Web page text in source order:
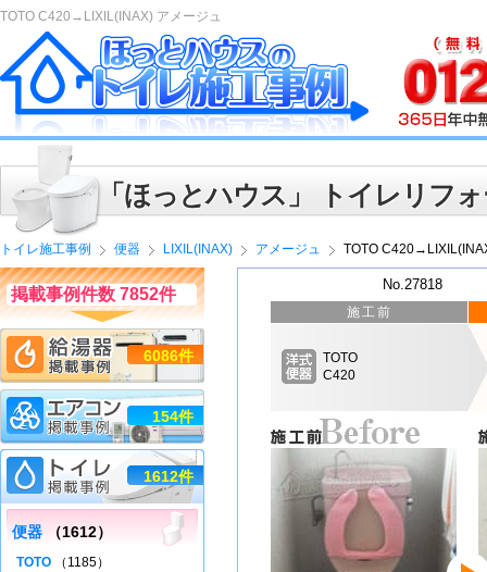
TOTO C420→LIXIL(INAX) アメージュ
「ほっとハウス」 トイレリフ
トイレ施工事例 便器 LIXIL(INAX) アメージュ TOTO
No.27818
施工前
TOTO
C420
掲載事例件数 7852件
6086件
154件
1612件
便器 （1612）
TOTO （1185）